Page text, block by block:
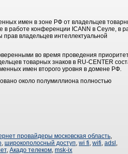
имен в зоне РФ от владельцев
в работе конференции ICANN в Сеуле, в
владельцев интеллектуальной
во время проведения
товарных знаков в RU-CENTER
имен второго уровня в домене РФ.
около полумиллиона полностью
провайдеры московская область,
, широкополосный доступ, wi fi, wifi, adsl ,
, Акадо телеком, msk-ix